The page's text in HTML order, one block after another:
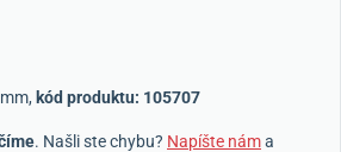
kód produktu: 105707
. Našli ste chybu? Napíšte náma